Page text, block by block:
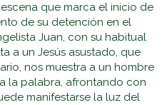
que marca el inicio de
de su detención en el
Juan, con su habitual
a un Jesús asustado, que
nos muestra a un hombre
la palabra, afrontando con
manifestarse la luz del